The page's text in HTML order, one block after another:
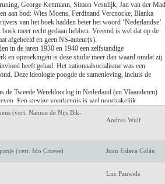
Mark Twain
Keri Hulme
Marijke Huisman
Marcel IJsselstijn
(vert. Nannie de Nijs Bik-
Andrea Wulf
(vert. Ido Croese) Juan Eslava Galán
Luc Pauwels
George Kettmann, Simon Vestdijk, Jan van der
aan bod: Wies Moens, Ferdinand Vercnocke, Blanka
van het boek hadden beter het woord ‘Nederlandse’
meer recht gedaan hebben. Vreemd is wel dat op de
afgebeeld en geen NS-auteur(s).
in de jaren 1930 en 1940 een zelfstandige
en opzoekingen is deze studie meer dan waard omdat zij
heeft gehad. Het nationaalsocialisme was een
Deze ideologie poogde de samenleving, incluis de
de Tweede Wereldoorlog in Nederland (en Vlaanderen)
Een stevige voorkennis is wel noodzakelijk.
Achteraan is een reeks biografietjes met de belangrijkste
als een zakenregister.